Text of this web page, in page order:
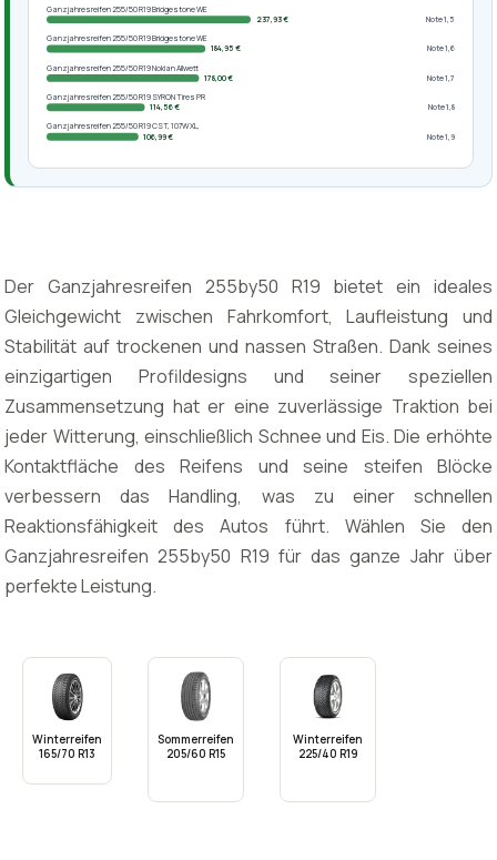
Ganzjahresreifen 255/50 R19 Bridgestone WE
237,93 €
Note 1,5
Ganzjahresreifen 255/50 R19 Bridgestone WE
184,95 €
Note 1,6
Ganzjahresreifen 255/50 R19 Nokian Allwett
178,00 €
Note 1,7
Ganzjahresreifen 255/50 R19 SYRON Tires PR
114,56 €
Note 1,8
Ganzjahresreifen 255/50 R19 CST, 107W XL,
106,99 €
Note 1,9
Der Ganzjahresreifen 255by50 R19 bietet ein ideales
Gleichgewicht zwischen Fahrkomfort, Laufleistung und
Stabilität auf trockenen und nassen Straßen. Dank seines
einzigartigen Profildesigns und seiner speziellen
Zusammensetzung hat er eine zuverlässige Traktion bei
jeder Witterung, einschließlich Schnee und Eis. Die erhöhte
Kontaktfläche des Reifens und seine steifen Blöcke
verbessern das Handling, was zu einer schnellen
Reaktionsfähigkeit des Autos führt. Wählen Sie den
Ganzjahresreifen 255by50 R19 für das ganze Jahr über
perfekte Leistung.
Winterreifen
165/70 R13
Sommerreifen
205/60 R15
Winterreifen
225/40 R19